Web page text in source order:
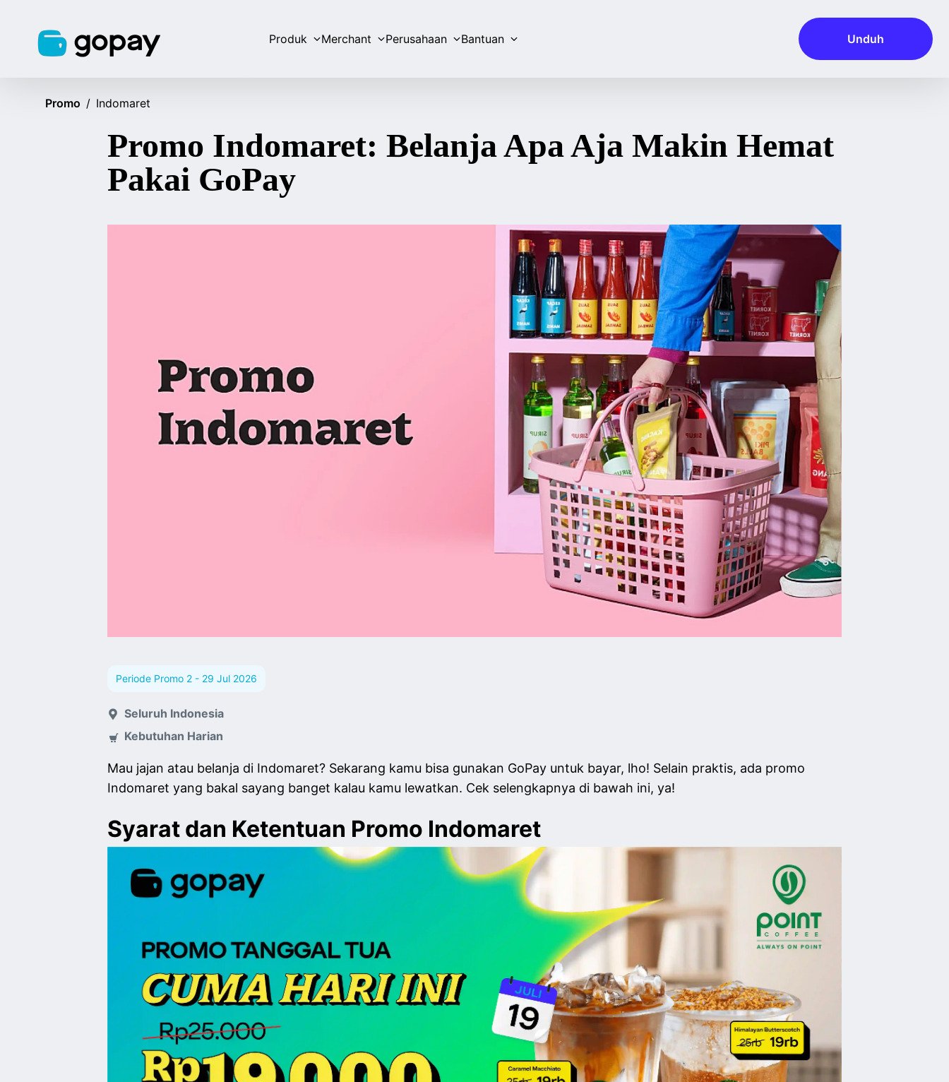
Produk Merchant Perusahaan Bantuan Unduh
Promo / Indomaret
Promo Indomaret: Belanja Apa Aja Makin Hemat
Pakai GoPay
Periode Promo 2 - 29 Jul 2026
Seluruh Indonesia
Kebutuhan Harian
Mau jajan atau belanja di Indomaret? Sekarang kamu bisa gunakan GoPay untuk bayar, lho! Selain praktis, ada promo
Indomaret yang bakal sayang banget kalau kamu lewatkan. Cek selengkapnya di bawah ini, ya!
Syarat dan Ketentuan Promo Indomaret